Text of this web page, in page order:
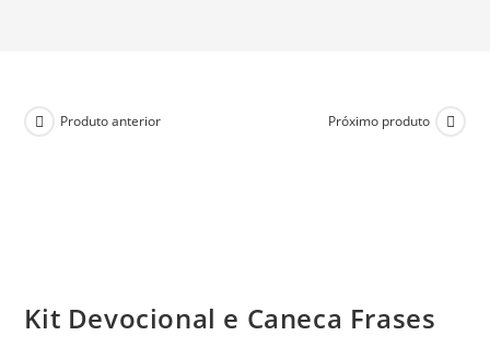
Produto anterior Próximo produto
Kit Devocional e Caneca Frases